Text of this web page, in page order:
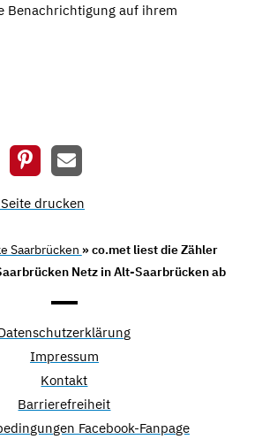
Benachrichtigung auf ihrem
drucken
Saarbrücken » co.met liest die Zähler
Netz in Alt-Saarbrücken ab
Impressum
Kontakt
Barrierefreiheit
Facebook-Fanpage